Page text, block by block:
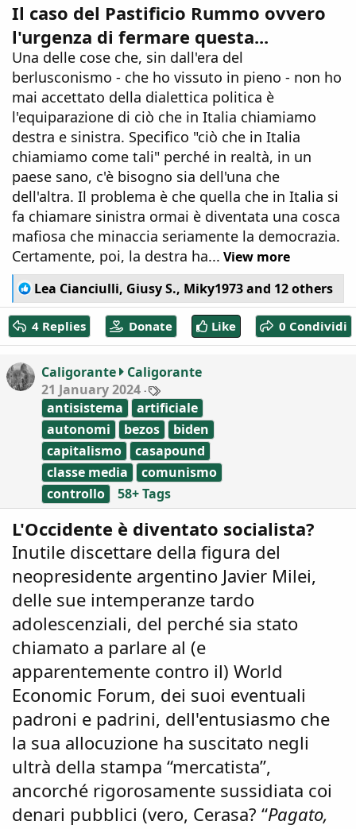
Il caso del Pastificio Rummo ovvero
l'urgenza di fermare questa...
Una delle cose che, sin dall'era del
berlusconismo - che ho vissuto in pieno - non ho
mai accettato della dialettica politica è
l'equiparazione di ciò che in Italia chiamiamo
destra e sinistra. Specifico "ciò che in Italia
chiamiamo come tali" perché in realtà, in un
paese sano, c'è bisogno sia dell'una che
dell'altra. Il problema è che quella che in Italia si
fa chiamare sinistra ormai è diventata una cosca
mafiosa che minaccia seriamente la democrazia.
Certamente, poi, la destra ha... View more
R
e
a
c
t
o
Lea Cianciulli, Giusy S., Miky1973and 12 others
4 Replies Donate Like 0 Condividi
Caligorante
Caligorante
21 January 2024
a
g
s
antisistema
artificiale
autonomi
bezos
biden
capitalismo
casapound
classe media
comunismo
controllo
58+ Tags
L'Occidente è diventato socialista?
Inutile discettare della figura del
neopresidente argentino Javier Milei,
delle sue intemperanze tardo
adolescenziali, del perché sia stato
chiamato a parlare al (e
apparentemente contro il) World
Economic Forum, dei suoi eventuali
padroni e padrini, dell'entusiasmo che
la sua allocuzione ha suscitato negli
ultrà della stampa “mercatista”,
ancorché rigorosamente sussidiata coi
denari pubblici (vero, Cerasa? “Pagato,